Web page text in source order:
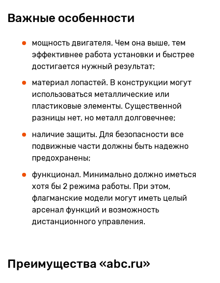
Важные особенности
мощность двигателя. Чем она выше, тем
эффективнее работа установки и быстрее
достигается нужный результат;
материал лопастей. В конструкции могут
использоваться металлические или
пластиковые элементы. Существенной
разницы нет, но металл долговечнее;
наличие защиты. Для безопасности все
подвижные части должны быть надежно
предохранены;
функционал. Минимально должно иметься
хотя бы 2 режима работы. При этом,
флагманские модели могут иметь целый
арсенал функций и возможность
дистанционного управления.
Преимущества «abc.ru»